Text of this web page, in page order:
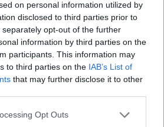
on personal information utilized by
disclosed to third parties prior to
opt-out of the further
information by third parties on the
participants. This information may
to third parties on the IAB’s List of
that may further disclose it to other
app uses one or more Google
Opt Outs
alla spalla e rimedi, le
diventano sempre più
made
per Roma dopo il
di Pro Etico